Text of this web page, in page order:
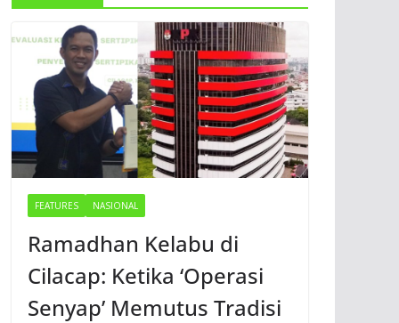
FEATURES NASIONAL
Ramadhan Kelabu di
Cilacap: Ketika ‘Operasi
Senyap’ Memutus Tradisi